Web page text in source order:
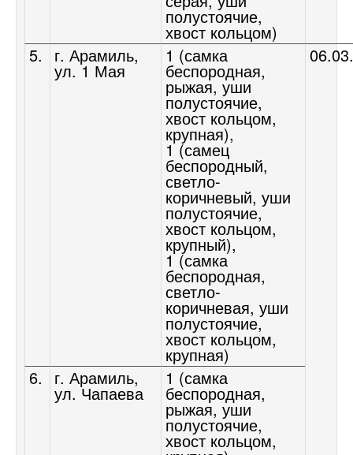
полустоячие,
хвост кольцом)
5.
г. Арамиль,
ул. 1 Мая
1 (самка
беспородная,
рыжая, уши
полустоячие,
хвост кольцом,
крупная),
1 (самец
беспородный,
светло-
коричневый, уши
полустоячие,
хвост кольцом,
крупный),
1 (самка
беспородная,
светло-
коричневая, уши
полустоячие,
хвост кольцом,
крупная)
6. г. Арамиль,
ул. Чапаева
1 (самка
беспородная,
рыжая, уши
полустоячие,
хвост кольцом,